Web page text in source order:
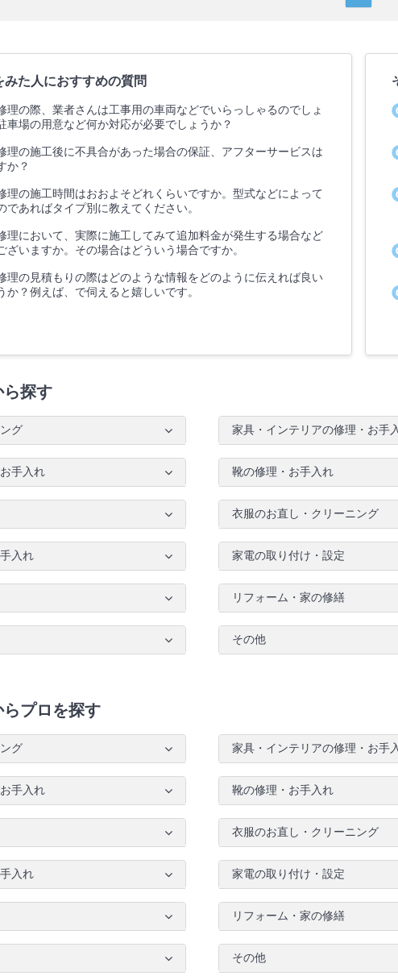
みた人におすすめの質問
理の際、業者さんは工事用の車両などでいらっしゃるのでしょ
車場の用意など何か対応が必要でしょうか？
理の施工後に不具合があった場合の保証、アフターサービスは
か？
理の施工時間はおおよそどれくらいですか。型式などによって
であればタイプ別に教えてください。
理において、実際に施工してみて追加料金が発生する場合など
ざいますか。その場合はどういう場合ですか。
理の見積もりの際はどのような情報をどのように伝えれば良い
か？例えば、で伺えると嬉しいです。
ら探す
グ 家具・インテリアの修理・お手
手入れ 靴の修理・お手入れ
衣服のお直し・クリーニング
入れ 家電の取り付け・設定
リフォーム・家の修繕
その他
プロを探す
グ 家具・インテリアの修理・お手
手入れ 靴の修理・お手入れ
衣服のお直し・クリーニング
入れ 家電の取り付け・設定
リフォーム・家の修繕
その他